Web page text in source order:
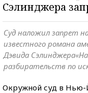
Сэлинджера
Суд наложил запрет
известного романа
Дэвида
разбирательств по
Окружной суд в Нью-